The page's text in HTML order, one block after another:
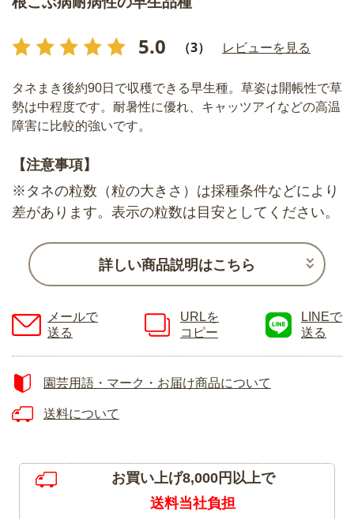
5.0 （3） レビューを見る
タネまき後約90日で収穫できる早生種。草姿は開帳性で草
勢は中程度です。耐暑性に優れ、キャッツアイなどの高温
障害に比較的強いです。
【注意事項】
※タネの粒数（粒の大きさ）は採種条件などにより
差があります。表示の粒数は目安としてください。
詳しい商品説明はこちら
メールで
送る
URLを
コピー
LINEで
送る
園芸用語・マーク・お届け商品について
送料について
お買い上げ8,000円以上で
送料当社負担